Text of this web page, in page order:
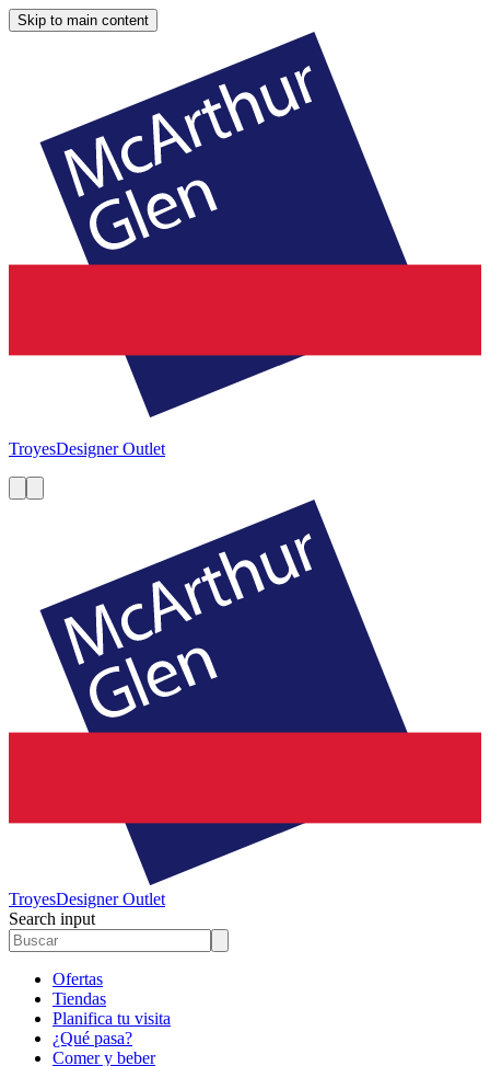
Skip to main content
TroyesDesigner Outlet
TroyesDesigner Outlet
Search input
Ofertas
Tiendas
Planifica tu visita
¿Qué pasa?
Comer y beber